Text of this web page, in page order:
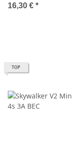
16,30 € *
TOP